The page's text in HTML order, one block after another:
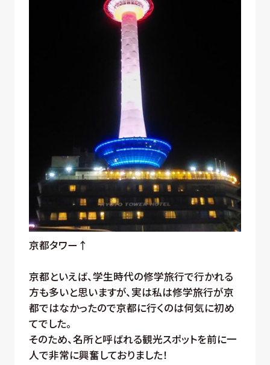
京都タワー↑
京都といえば、学生時代の修学旅行で行かれる
方も多いと思いますが、実は私は修学旅行が京
都ではなかったので京都に行くのは何気に初め
てでした。
そのため、名所と呼ばれる観光スポットを前に一
人で非常に興奮しておりました！